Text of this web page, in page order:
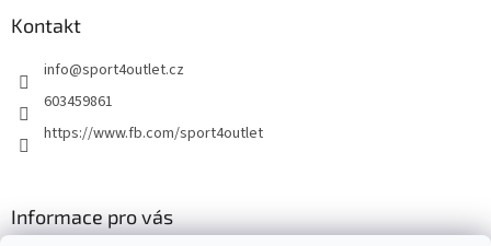
Kontakt
info@sport4outlet.cz
603459861
https://www.fb.com/sport4outlet
Informace pro vás